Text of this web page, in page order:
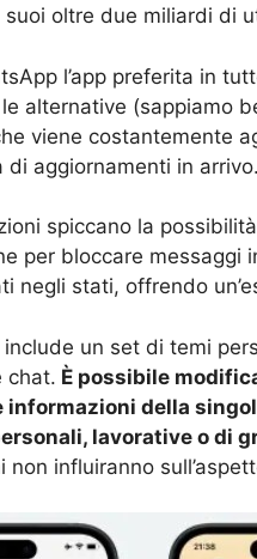
suoi oltre due miliardi di
l’app preferita in
alternative (sappiamo
viene costantemente
di aggiornamenti in arrivo.
spiccano la
per bloccare
negli stati, offrendo
include un set di temi
chat. È possibile
informazioni della
lavorative o di
non influiranno